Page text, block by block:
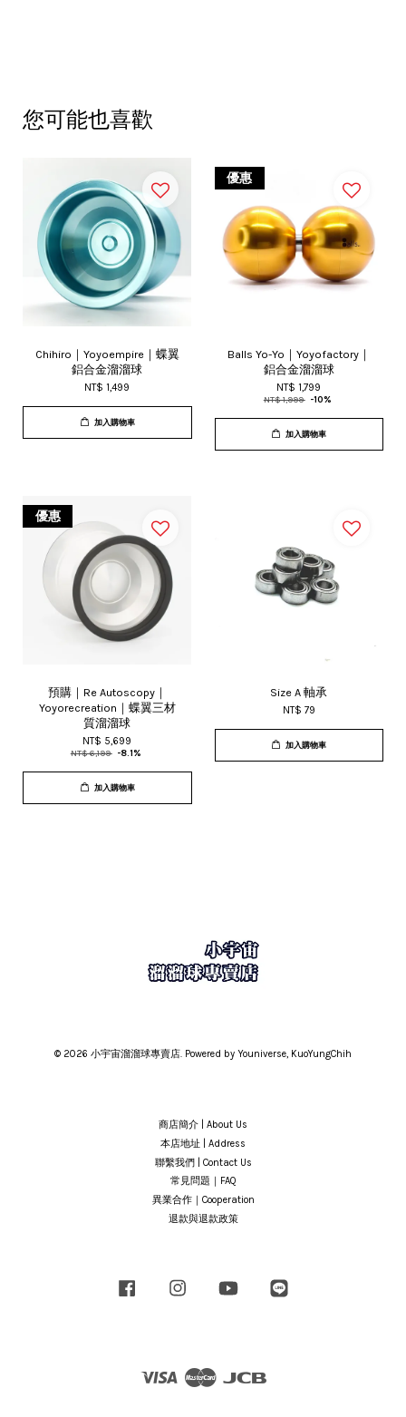
您可能也喜歡
Chihiro｜Yoyoempire｜蝶翼
鋁合金溜溜球
NT$ 1,499
加入購物車
優惠
Balls Yo-Yo｜Yoyofactory｜
鋁合金溜溜球
NT$ 1,799
NT$ 1,999 -10%
加入購物車
優惠
預購｜Re Autoscopy｜
Yoyorecreation｜蝶翼三材
質溜溜球
NT$ 5,699
NT$ 6,199 -8.1%
加入購物車
Size A 軸承
NT$ 79
加入購物車
© 2026 小宇宙溜溜球專賣店. Powered by Youniverse, KuoYungChih
商店簡介 | About Us
本店地址 | Address
聯繫我們 | Contact Us
常見問題｜FAQ
異業合作｜Cooperation
退款與退款政策
Facebook Instagram YouTube
Visa Master